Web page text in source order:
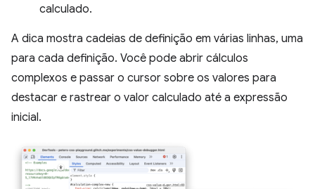
calculado.
A dica mostra cadeias de definição em várias linhas, uma
para cada definição. Você pode abrir cálculos
complexos e passar o cursor sobre os valores para
destacar e rastrear o valor calculado até a expressão
inicial.